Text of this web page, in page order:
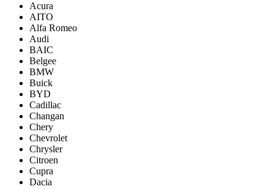
Acura
AITO
Alfa Romeo
Audi
BAIC
Belgee
BMW
Buick
BYD
Cadillac
Changan
Chery
Chevrolet
Chrysler
Citroen
Cupra
Dacia